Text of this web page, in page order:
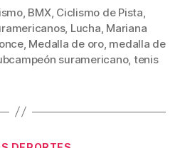
m
p
ar
, BMX, Ciclismo de Pista,
, Lucha, Mariana
, Medalla de oro, medalla de
suramericano, tenis
Categorías